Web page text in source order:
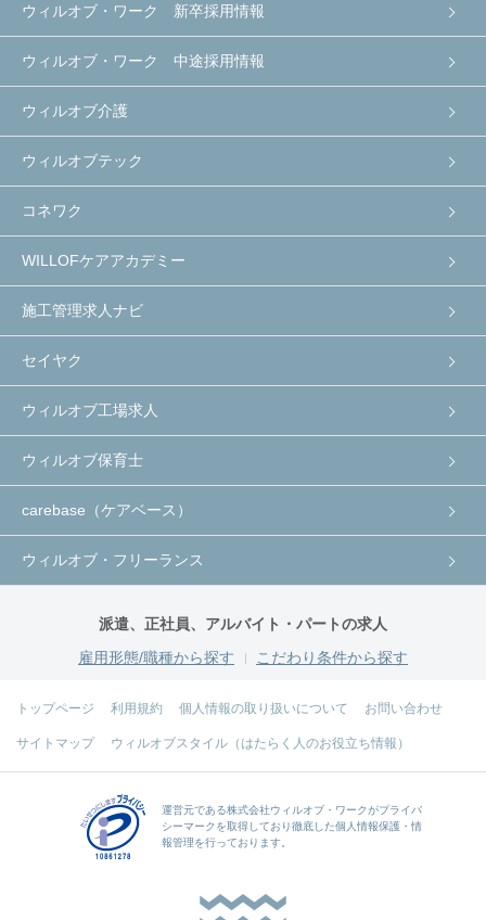
ウィルオブ・ワーク 新卒採用情報
ウィルオブ・ワーク 中途採用情報
ウィルオブ介護
ウィルオブテック
コネワク
WILLOFケアアカデミー
施工管理求人ナビ
セイヤク
ウィルオブ工場求人
ウィルオブ保育士
carebase（ケアベース）
ウィルオブ・フリーランス
派遣、正社員、アルバイト・パートの求人
雇用形態/職種から探す
こだわり条件から探す
トップページ 利用規約 個人情報の取り扱いについて お問い合わせ
サイトマップ ウィルオブスタイル（はたらく人のお役立ち情報）
運営元である株式会社ウィルオブ・ワークがプライバ
シーマークを取得しており徹底した個人情報保護・情
報管理を行っております。